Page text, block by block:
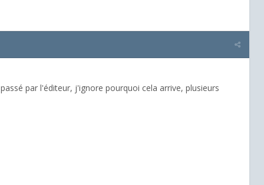
par l'éditeur, j'ignore pourquoi cela arrive, plusieurs